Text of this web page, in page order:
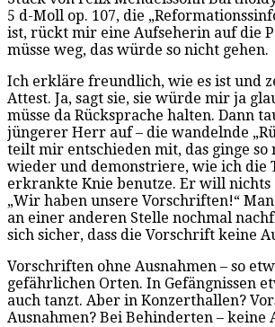
5 d-Moll op. 107, die
ist, rückt mir eine Aufseherin auf die
müsse weg, das würde so nicht gehen.
Ich erkläre freundlich, wie es ist und
Attest. Ja, sagt sie, sie würde mir ja
müsse da Rücksprache halten. Dann
jüngerer Herr auf – die wandelnde
teilt mir entschieden mit, das ginge
wieder und demonstriere, wie ich die
erkrankte Knie benutze. Er will nichts
„Wir haben unsere Vorschriften!“
an einer anderen Stelle nochmal
sich sicher, dass die Vorschrift keine
Vorschriften ohne Ausnahmen – so
gefährlichen Orten. In Gefängnissen
auch tanzt. Aber in Konzerthallen?
Ausnahmen? Bei Behinderten – keine